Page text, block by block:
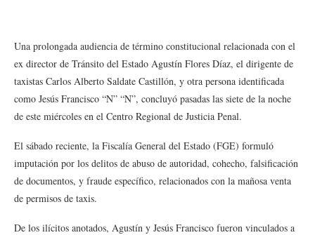
Una prolongada audiencia de término constitucional relacionada con el
ex director de Tránsito del Estado Agustín Flores Díaz, el dirigente de
taxistas Carlos Alberto Saldate Castillón, y otra persona identificada
como Jesús Francisco “N” “N”, concluyó pasadas las siete de la noche
de este miércoles en el Centro Regional de Justicia Penal.
El sábado reciente, la Fiscalía General del Estado (FGE) formuló
imputación por los delitos de abuso de autoridad, cohecho, falsificación
de documentos, y fraude específico, relacionados con la mañosa venta
de permisos de taxis.
De los ilícitos anotados, Agustín y Jesús Francisco fueron vinculados a